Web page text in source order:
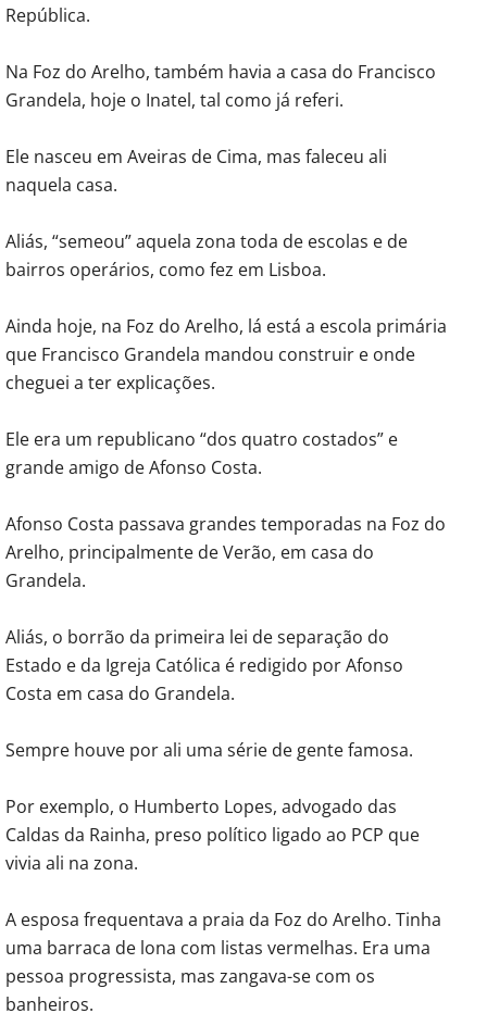
República.
Na Foz do Arelho, também havia a casa do Francisco
Grandela, hoje o Inatel, tal como já referi.
Ele nasceu em Aveiras de Cima, mas faleceu ali
naquela casa.
Aliás, “semeou” aquela zona toda de escolas e de
bairros operários, como fez em Lisboa.
Ainda hoje, na Foz do Arelho, lá está a escola primária
que Francisco Grandela mandou construir e onde
cheguei a ter explicações.
Ele era um republicano “dos quatro costados” e
grande amigo de Afonso Costa.
Afonso Costa passava grandes temporadas na Foz do
Arelho, principalmente de Verão, em casa do
Grandela.
Aliás, o borrão da primeira lei de separação do
Estado e da Igreja Católica é redigido por Afonso
Costa em casa do Grandela.
Sempre houve por ali uma série de gente famosa.
Por exemplo, o Humberto Lopes, advogado das
Caldas da Rainha, preso político ligado ao PCP que
vivia ali na zona.
A esposa frequentava a praia da Foz do Arelho. Tinha
uma barraca de lona com listas vermelhas. Era uma
pessoa progressista, mas zangava-se com os
banheiros.